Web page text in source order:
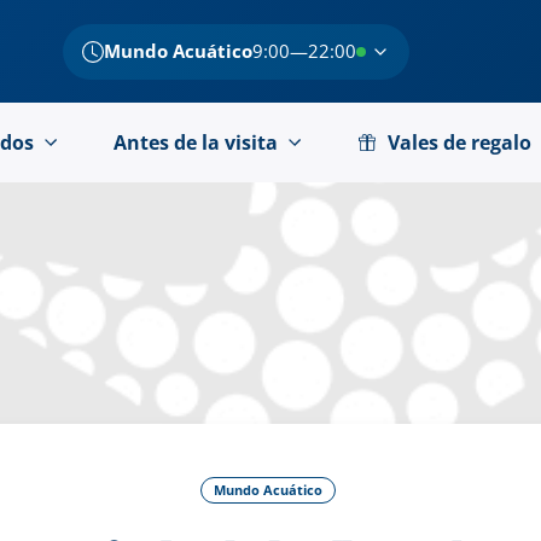
Mundo Acuático9:00—22:00
Antes de la visita Vales de regalo
Mundo Acuático